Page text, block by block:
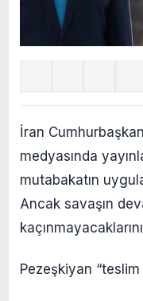
İran
medyasında
mutabakatın
Ancak savaşın
Pezeşkiyan